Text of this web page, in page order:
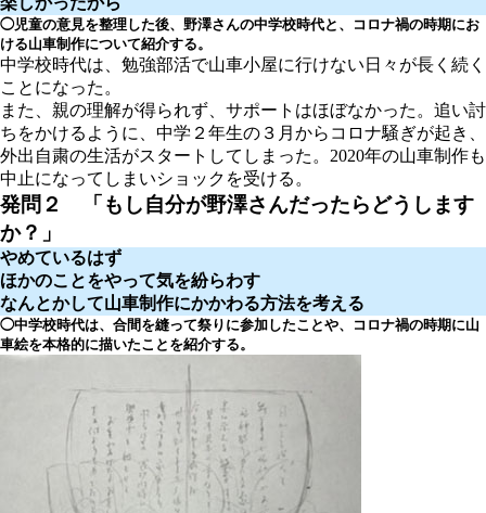
◯児童の意見を整理した後、野澤さんの中学校時代と、コロナ禍の時期にお
ける山車制作について紹介する。
中学校時代は、勉強部活で山車小屋に行けない日々が長く続く
ことになった。
また、親の理解が得られず、サポートはほぼなかった。追い討
ちをかけるように、中学２年生の３月からコロナ騒ぎが起き、
外出自粛の生活がスタートしてしまった。2020年の山車制作も
中止になってしまいショックを受ける。
発問２
「もし自分が野澤さんだったらどうします
か？」
やめているはず
ほかのことをやって気を紛らわす
なんとかして山車制作にかかわる方法を考える
◯中学校時代は、合間を縫って祭りに参加したことや、コロナ禍の時期に山
車絵を本格的に描いたことを紹介する。